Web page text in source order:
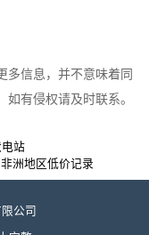
多信息，并不意味着同
有侵权请及时联系。
站
洲地区低价记录
公司